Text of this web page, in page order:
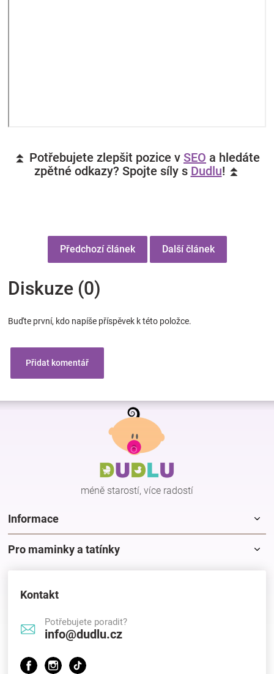
⏫ Potřebujete zlepšit pozice v SEO a hledáte
zpětné odkazy? Spojte síly s Dudlu! ⏫
Předchozí článek Další článek
Diskuze (0)
Buďte první, kdo napíše příspěvek k této položce.
Přidat komentář
Z
méně starostí, více radostí
Informace
Pro maminky a tatínky
Kontakt
Potřebujete poradit?
info@dudlu.cz